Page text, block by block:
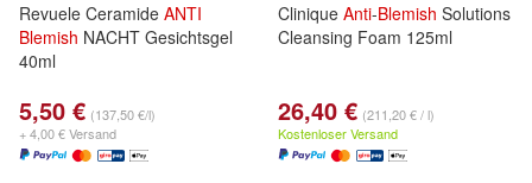
Revuele Ceramide ANTI
Blemish NACHT Gesichtsgel
40ml
5,50 € (137,50 €/l)
+ 4,00 € Versand
Clinique Anti-Blemish Solutions
Cleansing Foam 125ml
26,40 € (211,20 € / l)
Kostenloser Versand